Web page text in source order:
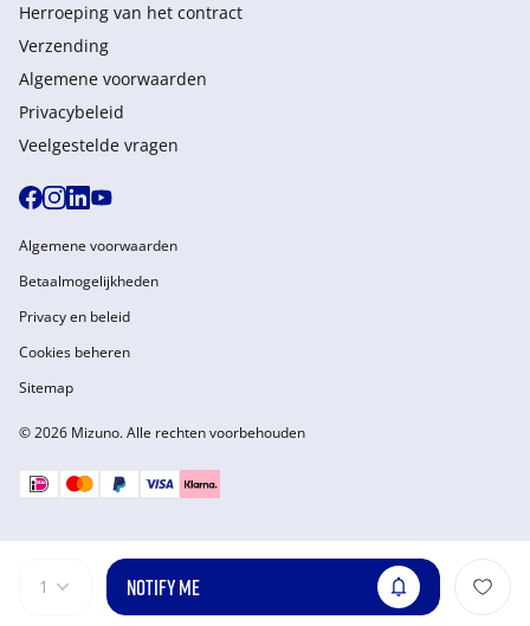
1 NOTIFY ME
Herroeping van het contract
Verzending
Algemene voorwaarden
Privacybeleid
Veelgestelde vragen
© 2026 Mizuno. Alle rechten voorbehouden
Algemene voorwaarden
Betaalmogelijkheden
Privacy en beleid
Cookies beheren
Sitemap